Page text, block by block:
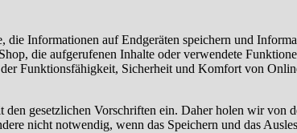
Informationen auf Endgeräten speichern und
die aufgerufenen Inhalte oder verwendete
Funktionsfähigkeit, Sicherheit und Komfort von
gesetzlichen Vorschriften ein. Daher holen wir von
nicht notwendig, wenn das Speichern und das